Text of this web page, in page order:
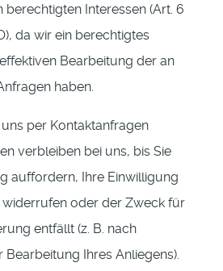
Interessen (Art. 6
da wir ein berechtigtes
Bearbeitung der an
haben.
per Kontaktanfragen
verbleiben bei uns, bis Sie
auffordern, Ihre Einwilligung
oder der Zweck für
entfällt (z. B. nach
Ihres Anliegens).